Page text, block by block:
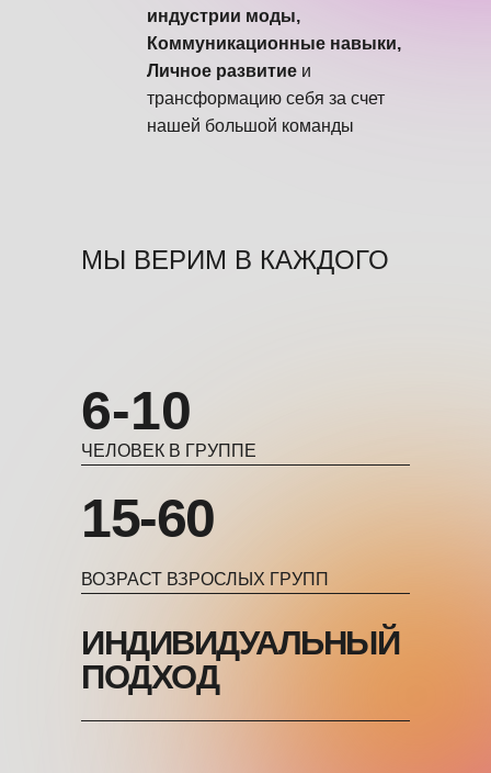
индустрии моды,
Коммуникационные навыки,
Личное развитие и
трансформацию себя за счет
нашей большой команды
МЫ ВЕРИМ В КАЖДОГО
6-10
ЧЕЛОВЕК В ГРУППЕ
15-60
ВОЗРАСТ ВЗРОСЛЫХ ГРУПП
ИНДИВИДУАЛЬНЫЙ
ПОДХОД